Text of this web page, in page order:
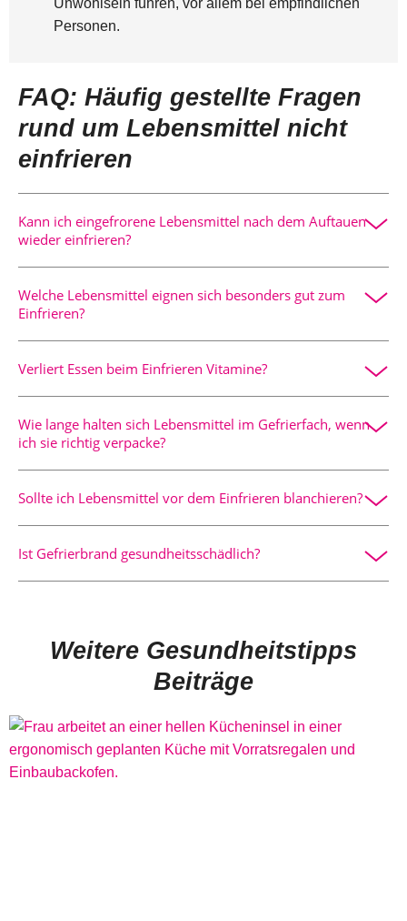
Personen.
FAQ: Häufig gestellte Fragen
rund um Lebensmittel nicht
einfrieren
Kann ich eingefrorene Lebensmittel nach dem Auftauen
wieder einfrieren?
und Qualität leidet.
Welche Lebensmittel eignen sich besonders gut zum
Einfrieren?
Kräuter sind sehr gut geeignet.
Verliert Essen beim Einfrieren Vitamine?
bleiben Nährstoffe aber gut erhalten.
Wie lange halten sich Lebensmittel im Gefrierfach, wenn
ich sie richtig verpacke?
korrekt verpackt auch länger.
Sollte ich Lebensmittel vor dem Einfrieren blanchieren?
sinnvoll, da es Enzyme deaktiviert.
Ist Gefrierbrand gesundheitsschädlich?
Weitere Gesundheitstipps
Beiträge